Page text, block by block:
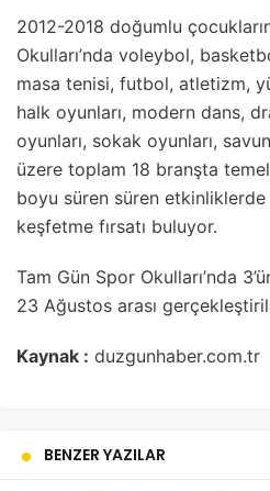
2012-2018 doğumlu
Okulları’nda voleybol,
masa tenisi, futbol, atletizm,
halk oyunları, modern dans,
oyunları, sokak oyunları,
üzere toplam 18 branşta
boyu süren süren
keşfetme fırsatı buluyor.
Tam Gün Spor Okulları’nda
23 Ağustos arası
Kaynak : duzgunhaber.com.tr
BENZER YAZILAR